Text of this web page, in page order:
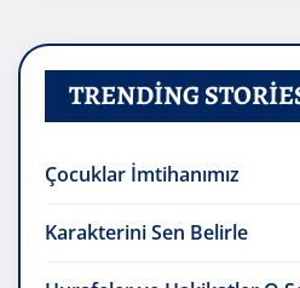
TRENDING
Çocuklar İmtihanımız
Karakterini Sen Belirle